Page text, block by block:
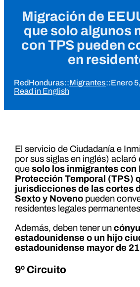
Migración de
que solo algunos
con TPS pueden
en
RedHonduras::Migrantes::Enero
Read in English
El servicio de Ciudadanía e
por sus siglas en inglés) aclaró
que solo los inmigrantes con
Protección Temporal (TPS)
jurisdicciones de las cortes
Sexto y Novenopueden
residentes legales
Además, deben tener un
estadounidense o un hijo
estadounidense mayor de
9º Circuito